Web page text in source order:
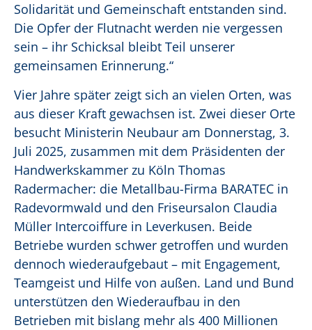
Solidarität und Gemeinschaft entstanden sind.
Die Opfer der Flutnacht werden nie vergessen
sein – ihr Schicksal bleibt Teil unserer
gemeinsamen Erinnerung.“
Vier Jahre später zeigt sich an vielen Orten, was
aus dieser Kraft gewachsen ist. Zwei dieser Orte
besucht Ministerin Neubaur am Donnerstag, 3.
Juli 2025, zusammen mit dem Präsidenten der
Handwerkskammer zu Köln Thomas
Radermacher: die Metallbau-Firma BARATEC in
Radevormwald und den Friseursalon Claudia
Müller Intercoiffure in Leverkusen. Beide
Betriebe wurden schwer getroffen und wurden
dennoch wiederaufgebaut – mit Engagement,
Teamgeist und Hilfe von außen. Land und Bund
unterstützen den Wiederaufbau in den
Betrieben mit bislang mehr als 400 Millionen